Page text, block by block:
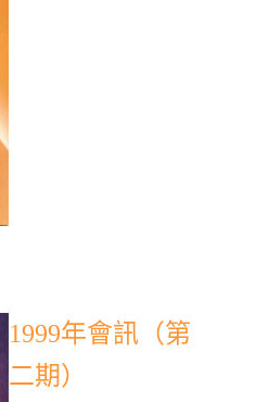
1999年會訊（第
二期）